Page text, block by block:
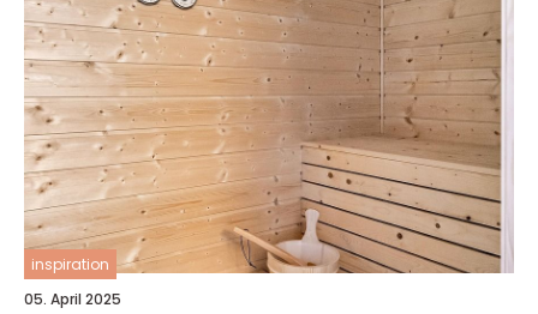
inspiration
05. April 2025